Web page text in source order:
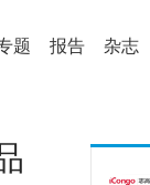
题 报告 杂志